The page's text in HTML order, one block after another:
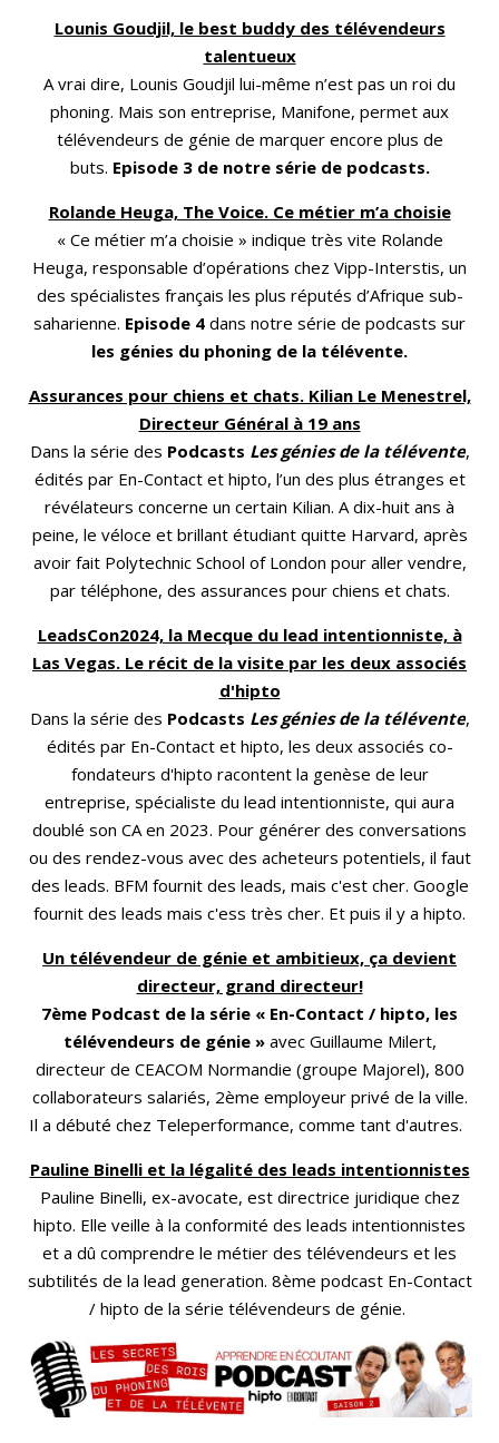
Lounis Goudjil, le best buddy des télévendeurs
talentueux
A vrai dire, Lounis Goudjil lui-même n’est pas un roi du
phoning. Mais son entreprise, Manifone, permet aux
télévendeurs de génie de marquer encore plus de
buts. Episode 3 de notre série de podcasts.
Rolande Heuga, The Voice. Ce métier m’a choisie
« Ce métier m’a choisie » indique très vite Rolande
Heuga, responsable d’opérations chez Vipp-Interstis, un
des spécialistes français les plus réputés d’Afrique sub-
saharienne. Episode 4 dans notre série de podcasts sur
les génies du phoning de la télévente.
Assurances pour chiens et chats. Kilian Le Menestrel,
Directeur Général à 19 ans
Dans la série des Podcasts Les génies de la télévente,
édités par En-Contact et hipto, l’un des plus étranges et
révélateurs concerne un certain Kilian. A dix-huit ans à
peine, le véloce et brillant étudiant quitte Harvard, après
avoir fait Polytechnic School of London pour aller vendre,
par téléphone, des assurances pour chiens et chats.
LeadsCon2024, la Mecque du lead intentionniste, à
Las Vegas. Le récit de la visite par les deux associés
d'hipto
Dans la série des Podcasts Les génies de la télévente,
édités par En-Contact et hipto, les deux associés co-
fondateurs d'hipto racontent la genèse de leur
entreprise, spécialiste du lead intentionniste, qui aura
doublé son CA en 2023. Pour générer des conversations
ou des rendez-vous avec des acheteurs potentiels, il faut
des leads. BFM fournit des leads, mais c'est cher. Google
fournit des leads mais c'ess très cher. Et puis il y a hipto.
Un télévendeur de génie et ambitieux, ça devient
directeur, grand directeur!
7ème Podcast de la série « En-Contact / hipto, les
télévendeurs de génie »avec Guillaume Milert,
directeur de CEACOM Normandie (groupe Majorel), 800
collaborateurs salariés, 2ème employeur privé de la ville.
Il a débuté chez Teleperformance, comme tant d'autres.
Pauline Binelli et la légalité des leads intentionnistes
Pauline Binelli, ex-avocate, est directrice juridique chez
hipto. Elle veille à la conformité des leads intentionnistes
et a dû comprendre le métier des télévendeurs et les
subtilités de la lead generation. 8ème podcast En-Contact
/ hipto de la série télévendeurs de génie.